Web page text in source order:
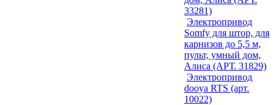
33281)
Электропривод
Somfy для штор, для
карнизов до 5,5 м,
пульт, умный дом,
Алиса (АРТ. 31829)
Электропривод
dooya RTS (арт.
10022)